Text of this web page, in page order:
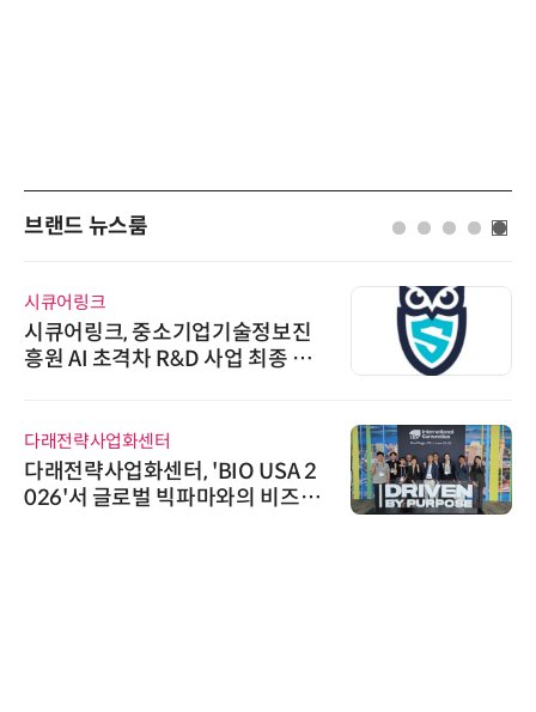
브랜드 뉴스룸
시큐어링크
시큐어링크, 중소기업기술정보진
흥원 AI 초격차 R&D 사업 최종 선
다래전략사업화센터
다래전략사업화센터, 'BIO USA 2
026'서 글로벌 빅파마와의 비즈니